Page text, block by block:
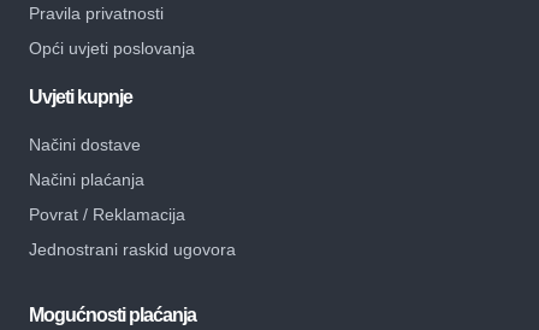
Pravila privatnosti
Opći uvjeti poslovanja
Uvjeti kupnje
Načini dostave
Načini plaćanja
Povrat / Reklamacija
Jednostrani raskid ugovora
Mogućnosti plaćanja